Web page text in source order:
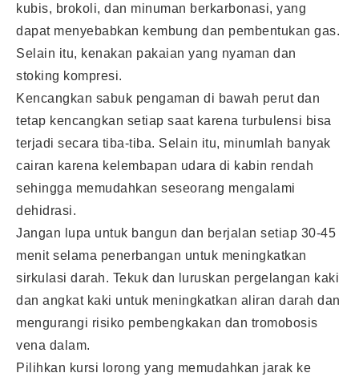
kubis, brokoli, dan minuman berkarbonasi, yang
dapat menyebabkan kembung dan pembentukan gas.
Selain itu, kenakan pakaian yang nyaman dan
stoking kompresi.
Kencangkan sabuk pengaman di bawah perut dan
tetap kencangkan setiap saat karena turbulensi bisa
terjadi secara tiba-tiba. Selain itu, minumlah banyak
cairan karena kelembapan udara di kabin rendah
sehingga memudahkan seseorang mengalami
dehidrasi.
Jangan lupa untuk bangun dan berjalan setiap 30-45
menit selama penerbangan untuk meningkatkan
sirkulasi darah. Tekuk dan luruskan pergelangan kaki
dan angkat kaki untuk meningkatkan aliran darah dan
mengurangi risiko pembengkakan dan tromobosis
vena dalam.
Pilihkan kursi lorong yang memudahkan jarak ke